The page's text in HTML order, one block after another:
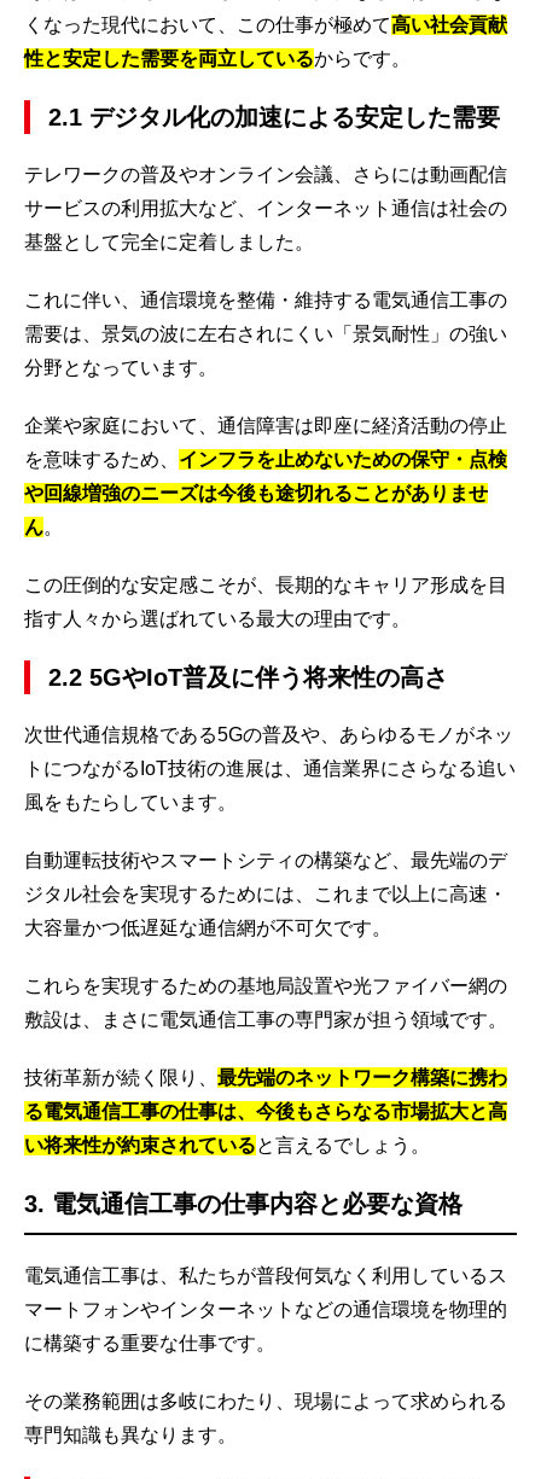
くなった現代において、この仕事が極めて高い社会貢献
性と安定した需要を両立しているからです。
2.1 デジタル化の加速による安定した需要
テレワークの普及やオンライン会議、さらには動画配信
サービスの利用拡大など、インターネット通信は社会の
基盤として完全に定着しました。
これに伴い、通信環境を整備・維持する電気通信工事の
需要は、景気の波に左右されにくい「景気耐性」の強い
分野となっています。
企業や家庭において、通信障害は即座に経済活動の停止
を意味するため、 インフラを止めないための保守・点検
や回線増強のニーズは今後も途切れることがありませ
ん。
この圧倒的な安定感こそが、長期的なキャリア形成を目
指す人々から選ばれている最大の理由です。
2.2 5GやIoT普及に伴う将来性の高さ
次世代通信規格である5Gの普及や、あらゆるモノがネッ
トにつながるIoT技術の進展は、通信業界にさらなる追い
風をもたらしています。
自動運転技術やスマートシティの構築など、最先端のデ
ジタル社会を実現するためには、これまで以上に高速・
大容量かつ低遅延な通信網が不可欠です。
これらを実現するための基地局設置や光ファイバー網の
敷設は、まさに電気通信工事の専門家が担う領域です。
技術革新が続く限り、 最先端のネットワーク構築に携わ
る電気通信工事の仕事は、今後もさらなる市場拡大と高
い将来性が約束されていると言えるでしょう。
3. 電気通信工事の仕事内容と必要な資格
電気通信工事は、私たちが普段何気なく利用しているス
マートフォンやインターネットなどの通信環境を物理的
に構築する重要な仕事です。
その業務範囲は多岐にわたり、現場によって求められる
専門知識も異なります。